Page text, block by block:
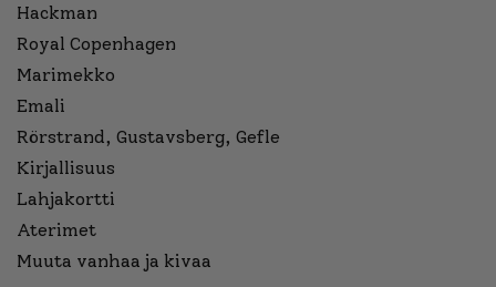
Hackman
Royal Copenhagen
Marimekko
Emali
Rörstrand, Gustavsberg, Gefle
Kirjallisuus
Lahjakortti
Aterimet
Muuta vanhaa ja kivaa